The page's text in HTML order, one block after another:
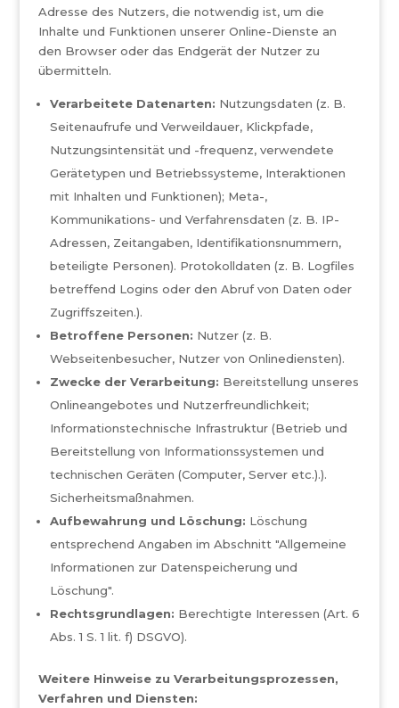
Adresse des Nutzers, die notwendig ist, um die
Inhalte und Funktionen unserer Online-Dienste an
den Browser oder das Endgerät der Nutzer zu
übermitteln.
Verarbeitete Datenarten: Nutzungsdaten (z. B.
Seitenaufrufe und Verweildauer, Klickpfade,
Nutzungsintensität und -frequenz, verwendete
Gerätetypen und Betriebssysteme, Interaktionen
mit Inhalten und Funktionen); Meta-,
Kommunikations- und Verfahrensdaten (z. B. IP-
Adressen, Zeitangaben, Identifikationsnummern,
beteiligte Personen). Protokolldaten (z. B. Logfiles
betreffend Logins oder den Abruf von Daten oder
Zugriffszeiten.).
Betroffene Personen: Nutzer (z. B.
Webseitenbesucher, Nutzer von Onlinediensten).
Zwecke der Verarbeitung: Bereitstellung unseres
Onlineangebotes und Nutzerfreundlichkeit;
Informationstechnische Infrastruktur (Betrieb und
Bereitstellung von Informationssystemen und
technischen Geräten (Computer, Server etc.).).
Sicherheitsmaßnahmen.
Aufbewahrung und Löschung: Löschung
entsprechend Angaben im Abschnitt "Allgemeine
Informationen zur Datenspeicherung und
Löschung".
Rechtsgrundlagen: Berechtigte Interessen (Art. 6
Abs. 1 S. 1 lit. f) DSGVO).
Weitere Hinweise zu Verarbeitungsprozessen,
Verfahren und Diensten: